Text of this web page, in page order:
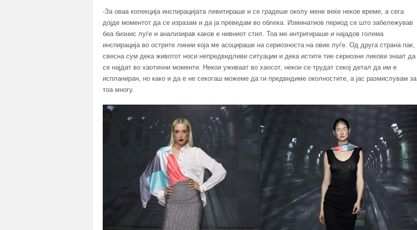
-За оваа колекција инспирацијата левитираше и се градеше околу мене веќе некое време, а сега
дојде моментот да се изразам и да ја преведам во облека. Изминатиов период се што забележував
беа бизнис луѓе и анализирав каков е нивниот стил. Тоа ме интригираше и најадов голема
инспирација во острите линии која ме асоцираше на сериозноста на овие луѓе. Од друга страна пак,
свесна сум дека животот носи непредвидливи ситуации и дека истите тие сериозни ликови знаат да
се најдат во хаотични моменти. Некои уживаат во хаосот, некои се трудат секој детал да им е
испланиран, но како и да е не секогаш можеме да ги предвидиме околностите, а јас размислувам за
тоа многу.